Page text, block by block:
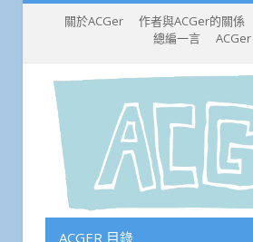
關於ACGer 作者與ACGer的關係
總編一言
ACGer
ACGER 目錄